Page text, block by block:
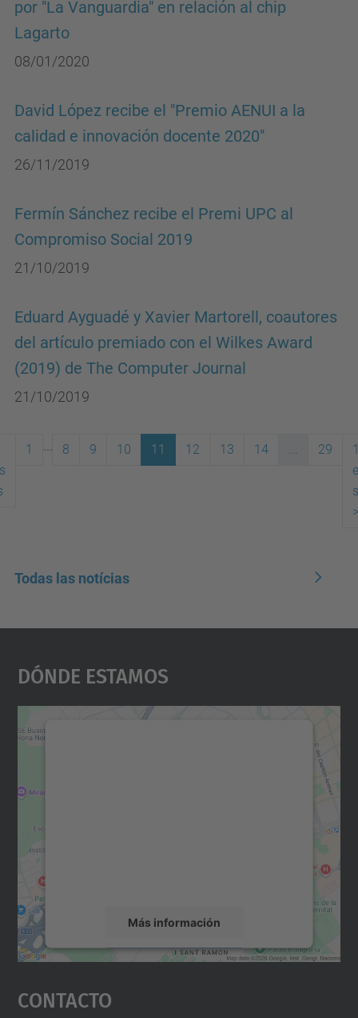
por "La Vanguardia" en relación al chip
Lagarto
08/01/2020
David López recibe el "Premio AENUI a la
calidad e innovación docente 2020"
26/11/2019
Fermín Sánchez recibe el Premi UPC al
Compromiso Social 2019
21/10/2019
Eduard Ayguadé y Xavier Martorell, coautores
del artículo premiado con el Wilkes Award
(2019) de The Computer Journal
21/10/2019
1 8 9 10 11 12 13 14 ... 29
>
Todas las notícias
Dónde Estamos
Más información
Aceptar
powered by
Contacto